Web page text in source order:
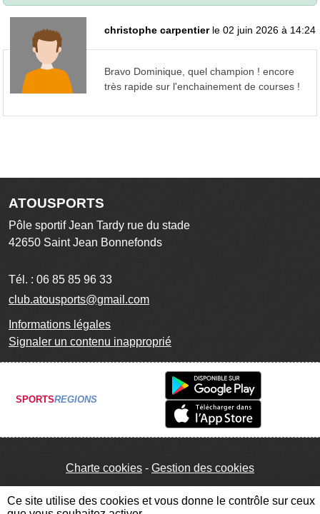
christophe carpentier le 02 juin 2026 à 14:24
Bravo Dominique, quel champion ! encore
très rapide sur l'enchainement de courses !
ATOUSPORTS
Pôle sportif Jean Tardy rue du stade
42650 Saint Jean Bonnefonds
Tél. : 06 85 85 96 33
club.atousports@gmail.com
Informations légales
Signaler un contenu inapproprié
SPORTSREGIONS
Charte cookies Gestion des cookies
Ce site utilise des cookies et vous donne le contrôle sur ceux